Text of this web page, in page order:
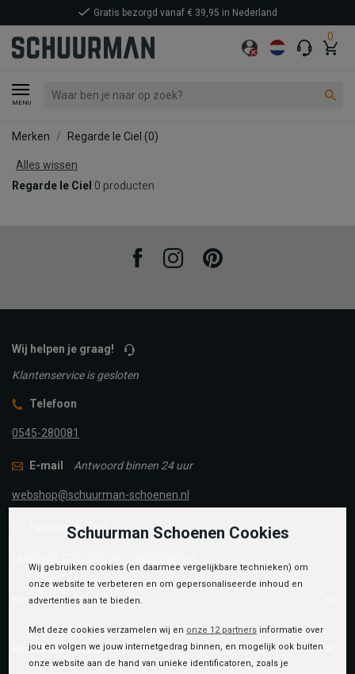
0
MENU
Gratis bezorgd vanaf € 39,95 in Nederland
Merken Regarde le Ciel (0)
Alles wissen
Regarde le Ciel 0 producten
FacebookInstagramPinterest
Wij helpen je graag!
Klantenservice is gesloten
Telefoon
0545-280081
E-mail Antwoord binnen 24 uur
webshop@schuurman-schoenen.nl
Facebook chat
Klantenservice
Bestelinformatie
Schuurman Schoenen Cookies
Wij gebruiken cookies (en daarmee vergelijkbare technieken) om
onze website te verbeteren en om gepersonaliseerde inhoud en
advertenties aan te bieden.
Met deze cookies verzamelen wij en onze 12 partners informatie over
jou en volgen we jouw internetgedrag binnen, en mogelijk ook buiten
onze website aan de hand van unieke identificatoren, zoals je